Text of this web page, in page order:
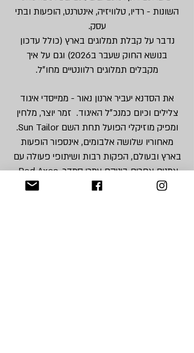
השונות - רדיו, טלוויזיה, אינטרנט, הופעות ובתי
עסק.
נדבר על קבלת תמלוגים בארץ (כולל עדכון
בנושא החוק שעבר ב2026) וגם על איך
מקבלים תמלוגים רלוונטיים מחו״ל.
את הסדנא יעביר ארנון נאור - ממייסדי איגוד
צלילים וכיום כמנכ״ל האיגוד. זמר יוצר, מלחין
ומפיק מוזיקלי הפועל תחת השם Sun Tailor.
מאחוריו שלושה אלבומים, אינספור הופעות
בארץ ובעולם, הפקות רבות ושיתופי פעולה עם
אמנים אחרים ביניהם עמרי סמדר, Red Axes,
יעל דקלבאום, מיקה שדה ורבים נוספים.